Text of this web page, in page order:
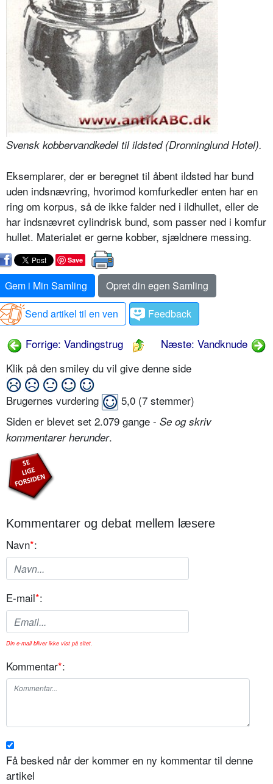
Svensk kobbervandkedel til ildsted (Dronninglund Hotel).
Eksemplarer, der er beregnet til åbent ildsted har bund
uden indsnævring, hvorimod komfurkedler enten har en
ring om korpus, så de ikke falder ned i ildhullet, eller de
har indsnævret cylindrisk bund, som passer ned i komfur
hullet. Materialet er gerne kobber, sjældnere messing.
Save
Gem i Min Samling
Opret din egen Samling
Send artikel til en ven
Feedback
Forrige: Vandingstrug
Næste: Vandknude
Klik på den smiley du vil give denne side
Brugernes vurdering 5,0 (7 stemmer)
Siden er blevet set 2.079 gange - Se og skriv
kommentarer herunder.
Kommentarer og debat mellem læsere
Navn*:
E-mail*:
Din e-mail bliver ikke vist på sitet.
Kommentar*:
Få besked når der kommer en ny kommentar til denne
artikel